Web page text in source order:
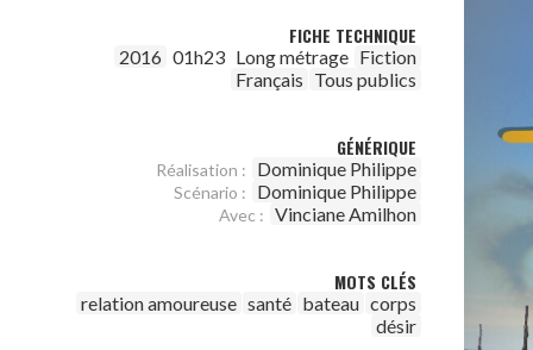
FICHE TECHNIQUE
2016 01h23 Long métrage Fiction
Français Tous publics
GÉNÉRIQUE
Réalisation : Dominique Philippe
Scénario : Dominique Philippe
Avec : Vinciane Amilhon
MOTS CLÉS
relation amoureuse santé bateau corps
désir